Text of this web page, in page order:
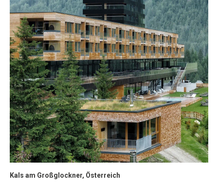
Kals am Großglockner, Österreich